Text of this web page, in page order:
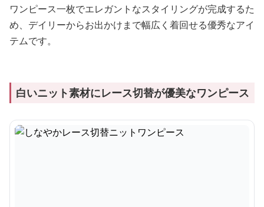
ワンピース一枚でエレガントなスタイリングが完成するた
め、デイリーからお出かけまで幅広く着回せる優秀なアイ
テムです。
白いニット素材にレース切替が優美なワンピース